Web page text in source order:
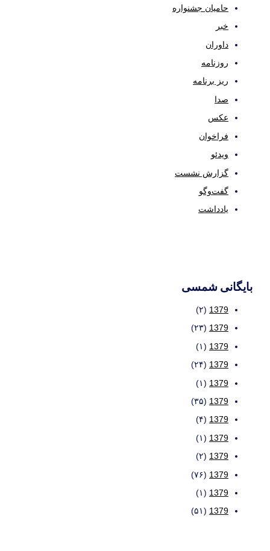
حامیان جشنواره
خبر
داوران
روزنامه
ریز برنامه
صدا
عکس
فراخوان
ویدئو
گزارش نشست
گفت‌وگو
یادداشت
بایگانی شمسی
1379(۲)
1379(۲۳)
1379 (۱)
1379(۲۴)
1379 (۱)
1379(۳۵)
1379(۴)
1379 (۱)
1379(۲)
1379 (۷۶)
1379(۱)
1379(۵۱)